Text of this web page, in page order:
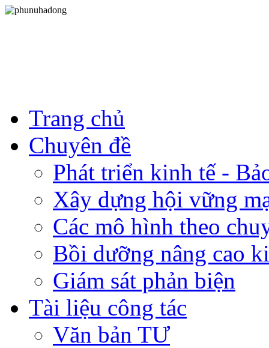
Trang chủ
Chuyên đề
Phát triển kinh tế -
Xây dựng hội vững
Các mô hình theo
Bồi dưỡng nâng cao
Giám sát phản biện
Tài liệu công tác
Văn bản TƯ